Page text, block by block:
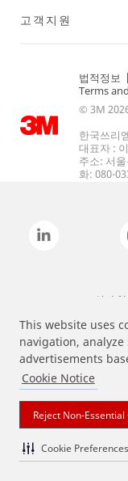
This website uses
navigation,
advertisements
Cookie Notice
Reject Non-Essential
Cookie Preferences
고객지원
법적정보 |
Terms
© 3M
한국쓰리
대표자 :
주소: 서
화: 080-
상기